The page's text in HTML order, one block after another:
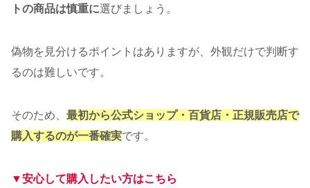
トの商品は慎重に選びましょう。
偽物を見分けるポイントはありますが、外観だけで判断す
るのは難しいです。
そのため、 最初から公式ショップ・百貨店・正規販売店で
購入するのが一番確実です。
▼安心して購入したい方はこちら